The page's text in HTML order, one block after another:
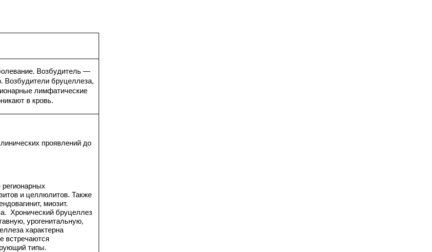
Возбудитель —
Возбудители бруцеллеза,
лимфатические
в кровь.
проявлений до
и целлюлитов. Также
миозит.
Хронический бруцеллез
урогенитальную,
характерна
встречаются
типы.